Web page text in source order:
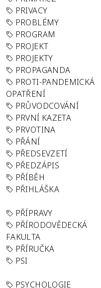
PRIVACY
PROBLÉMY
PROGRAM
PROJEKT
PROJEKTY
PROPAGANDA
PROTI-PANDEMICKÁ
OPATŘENÍ
PRŮVODCOVÁNÍ
PRVNÍ KAZETA
PRVOTINA
PŘÁNÍ
PŘEDSEVZETÍ
PŘEDZÁPIS
PŘÍBĚH
PŘIHLÁŠKA
PŘÍPRAVY
PŘÍRODOVĚDECKÁ
FAKULTA
PŘÍRUČKA
PSI
PSYCHOLOGIE